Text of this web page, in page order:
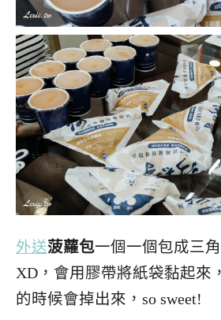
外送菠蘿包一個一個包成三
XD，會用膠帶將紙袋黏起來
的時候會掉出來，so sweet!